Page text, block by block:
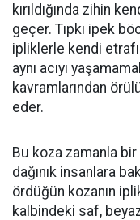
kırıldığında zihin
geçer. Tıpkı ipek
ipliklerle kendi
aynı acıyı
kavramlarından
eder.
​Bu koza zamanla bir
dağınık insanlara
ördüğün kozanın
kalbindeki saf,